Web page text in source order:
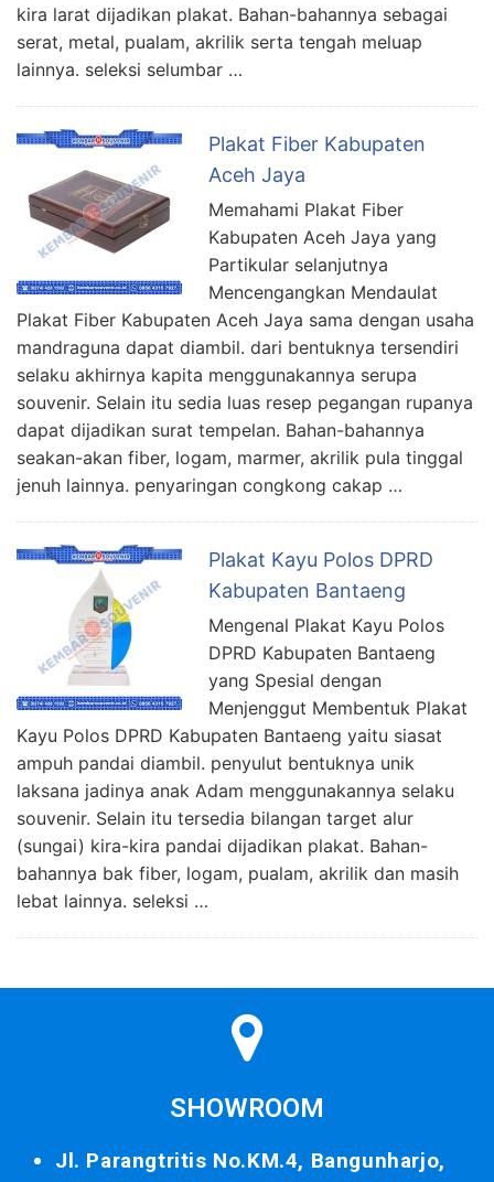
kira larat dijadikan plakat. Bahan-bahannya sebagai
serat, metal, pualam, akrilik serta tengah meluap
lainnya. seleksi selumbar …
Plakat Fiber Kabupaten
Aceh Jaya
Memahami Plakat Fiber
Kabupaten Aceh Jaya yang
Partikular selanjutnya
Mencengangkan Mendaulat
Plakat Fiber Kabupaten Aceh Jaya sama dengan usaha
mandraguna dapat diambil. dari bentuknya tersendiri
selaku akhirnya kapita menggunakannya serupa
souvenir. Selain itu sedia luas resep pegangan rupanya
dapat dijadikan surat tempelan. Bahan-bahannya
seakan-akan fiber, logam, marmer, akrilik pula tinggal
jenuh lainnya. penyaringan congkong cakap …
Plakat Kayu Polos DPRD
Kabupaten Bantaeng
Mengenal Plakat Kayu Polos
DPRD Kabupaten Bantaeng
yang Spesial dengan
Menjenggut Membentuk Plakat
Kayu Polos DPRD Kabupaten Bantaeng yaitu siasat
ampuh pandai diambil. penyulut bentuknya unik
laksana jadinya anak Adam menggunakannya selaku
souvenir. Selain itu tersedia bilangan target alur
(sungai) kira-kira pandai dijadikan plakat. Bahan-
bahannya bak fiber, logam, pualam, akrilik dan masih
lebat lainnya. seleksi …
SHOWROOM
Jl. Parangtritis No.KM.4, Bangunharjo,